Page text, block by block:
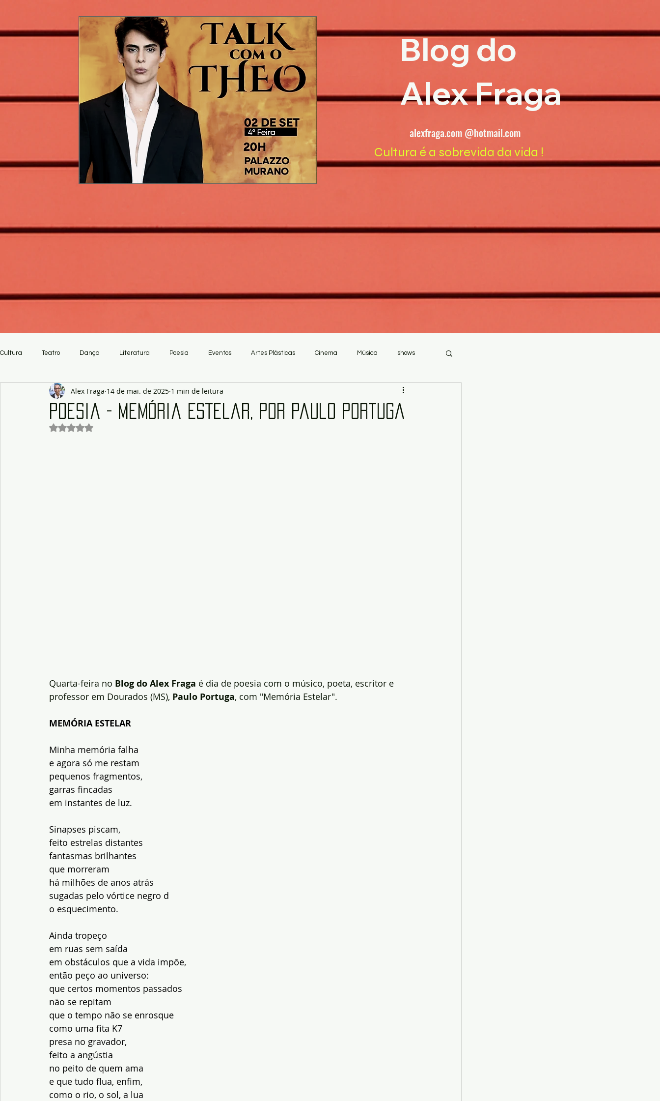
Blog do
Alex Fraga
alexfraga.com @hotmail.com
Cultura é a sobrevida da vida !
Cultura Teatro Dança Literatura Poesia Eventos Artes Plásticas Cinema Música shows
Artesanato
Poesia - Memória Estelar, por Paulo Portuga
Alex Fraga 14 de mai. de 2025 1 min de leitura
Avaliado com NaN de 5 estrelas.
Quarta-feira no Blog do Alex Fraga é dia de poesia com o músico, poeta, escritor e
professor em Dourados (MS), Paulo Portuga, com "Memória Estelar".
MEMÓRIA ESTELAR
Minha memória falha
e agora só me restam
pequenos fragmentos,
garras fincadas
em instantes de luz.
Sinapses piscam,
feito estrelas distantes
fantasmas brilhantes
que morreram
há milhões de anos atrás
sugadas pelo vórtice negro d
o esquecimento.
Ainda tropeço
em ruas sem saída
em obstáculos que a vida impõe,
então peço ao universo:
que certos momentos passados
não se repitam
que o tempo não se enrosque
como uma fita K7
presa no gravador,
feito a angústia
no peito de quem ama
e que tudo flua, enfim,
como o rio, o sol, a lua